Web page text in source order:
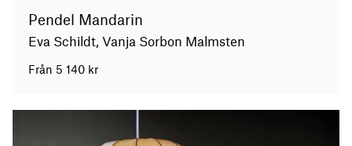
Pendel Mandarin
Eva Schildt, Vanja Sorbon Malmsten
Från 5 140 kr